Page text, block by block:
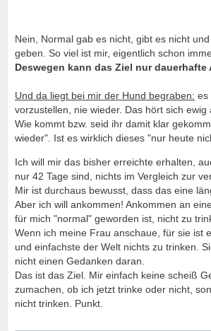
Nein, Normal gab es nicht, gibt es nicht
geben. So viel ist mir, eigentlich schon
Deswegen kann das Ziel nur dauerhafte
Und da liegt bei mir der Hund begraben: es
vorzustellen, nie wieder. Das hört sich ewig
Wie kommt bzw. seid ihr damit klar
wieder". Ist es wirklich dieses "nur heute
Ich will mir das bisher erreichte erhalten,
nur 42 Tage sind, nichts im Vergleich zur
Mir ist durchaus bewusst, dass das eine
Aber ich will ankommen! Ankommen an
für mich "normal" geworden ist, nicht zu
Wenn ich meine Frau anschaue, für sie ist
und einfachste der Welt nichts zu trinken.
nicht einen Gedanken daran.
Das ist das Ziel. Mir einfach keine scheiß
zumachen, ob ich jetzt trinke oder nicht,
nicht trinken. Punkt.